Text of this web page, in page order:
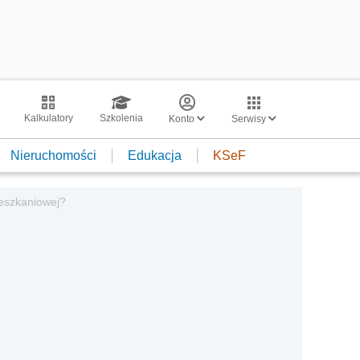
Kalkulatory Szkolenia Konto Serwisy
Nieruchomości Edukacja KSeF